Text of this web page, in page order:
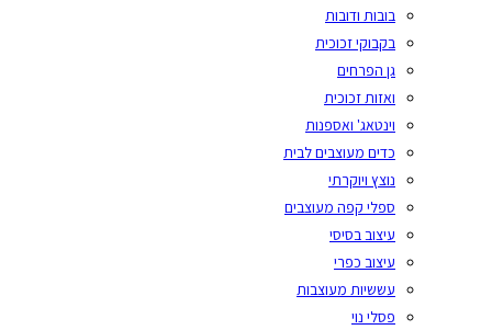
בובות ודובות
בקבוקי זכוכית
גן הפרחים
ואזות זכוכית
וינטאג' ואספנות
כדים מעוצבים לבית
נוצץ ויוקרתי
ספלי קפה מעוצבים
עיצוב בסיסי
עיצוב כפרי
עששיות מעוצבות
פסלי נוי